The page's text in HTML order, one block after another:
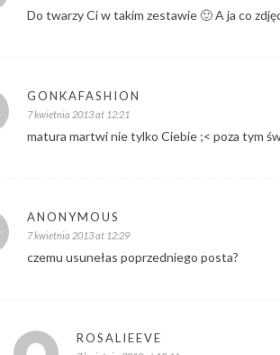
Do twarzy Ci w takim zestawie 🙂 A ja co
GONKAFASHION
7 kwietnia 2013 at 12:21
matura martwi nie tylko Ciebie ;< poza tym
ANONYMOUS
7 kwietnia 2013 at 12:29
czemu usunełas poprzedniego posta?
ROSALIEEVE